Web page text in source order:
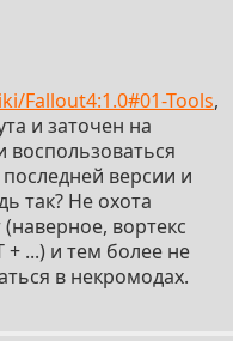
Fallout4:1.0#01-Tools,
и заточен на
версии и
так? Не охота
(наверное, вортекс
...) и тем более не
в некромодах.